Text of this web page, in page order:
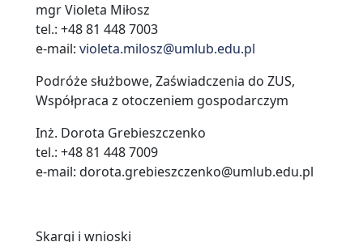
mgr Violeta Miłosz
tel.: +48 81 448 7003
e-mail: violeta.milosz@umlub.edu.pl
Podróże służbowe, Zaświadczenia do ZUS,
Współpraca z otoczeniem gospodarczym
Inż. Dorota Grebieszczenko
tel.: +48 81 448 7009
e-mail: dorota.grebieszczenko@umlub.edu.pl
Skargi i wnioski